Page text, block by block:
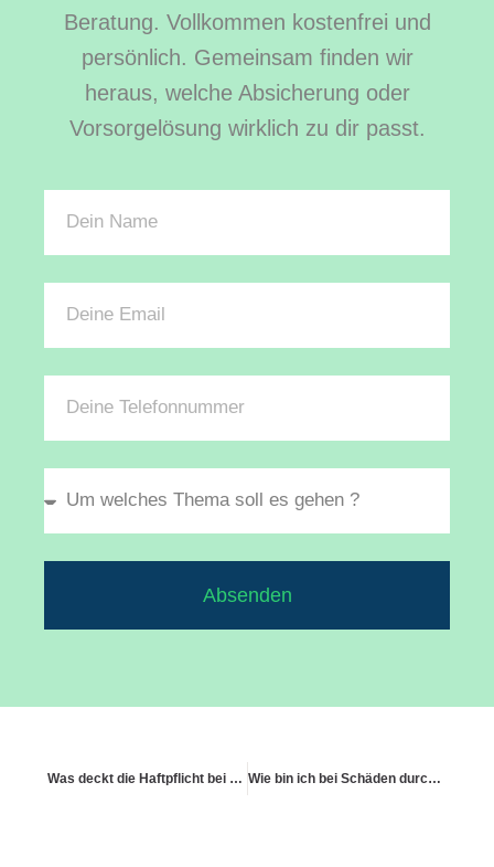
Beratung. Vollkommen kostenfrei und
persönlich. Gemeinsam finden wir
heraus, welche Absicherung oder
Vorsorgelösung wirklich zu dir passt.
Absenden
Was deckt die Haftpflicht bei einem Schaden durch Grillen auf fremdem Balkon? Wie bin ich bei Schäden durch Sportkleidung oder Schuhe abgesichert?